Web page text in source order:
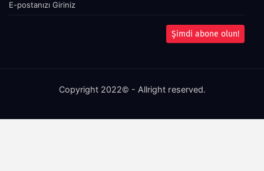
Şimdi abone olun!
Copyright 2022© - Allright reserved.